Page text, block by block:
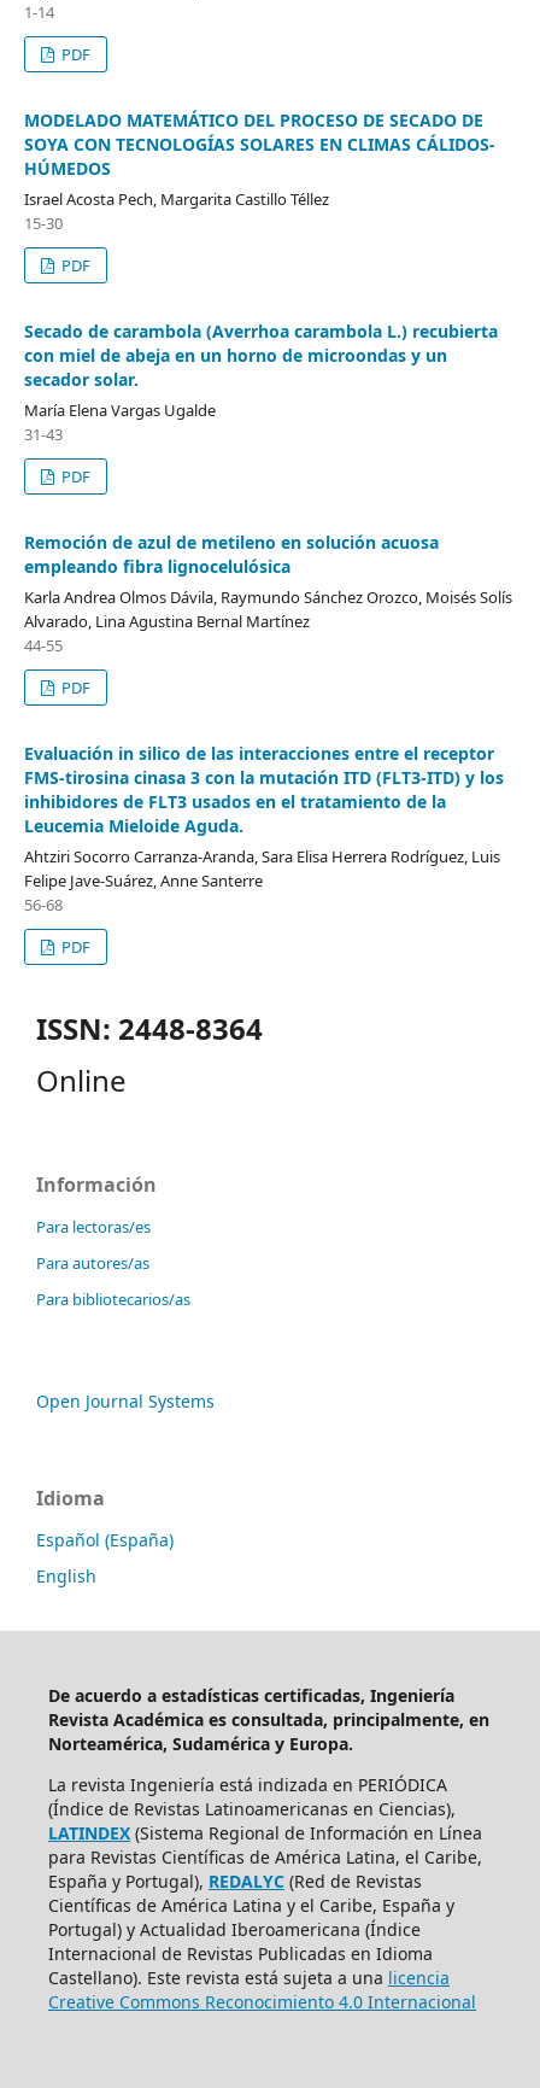
1-14
PDF
MODELADO MATEMÁTICO DEL PROCESO DE SECADO DE
SOYA CON TECNOLOGÍAS SOLARES EN CLIMAS CÁLIDOS-
HÚMEDOS
Israel Acosta Pech, Margarita Castillo Téllez
15-30
PDF
Secado de carambola (Averrhoa carambola L.) recubierta
con miel de abeja en un horno de microondas y un
secador solar.
María Elena Vargas Ugalde
31-43
PDF
Remoción de azul de metileno en solución acuosa
empleando fibra lignocelulósica
Karla Andrea Olmos Dávila, Raymundo Sánchez Orozco, Moisés Solís
Alvarado, Lina Agustina Bernal Martínez
44-55
PDF
Evaluación in silico de las interacciones entre el receptor
FMS-tirosina cinasa 3 con la mutación ITD (FLT3-ITD) y los
inhibidores de FLT3 usados en el tratamiento de la
Leucemia Mieloide Aguda.
Ahtziri Socorro Carranza-Aranda, Sara Elisa Herrera Rodríguez, Luis
Felipe Jave-Suárez, Anne Santerre
56-68
PDF
ISSN: 2448-8364
Online
Información
Para lectoras/es
Para autores/as
Para bibliotecarios/as
Open Journal Systems
Idioma
Español (España)
English
De acuerdo a estadísticas certificadas, Ingeniería
Revista Académica es consultada, principalmente, en
Norteamérica, Sudamérica y Europa.
La revista Ingeniería está indizada en PERIÓDICA
(Índice de Revistas Latinoamericanas en Ciencias),
LATINDEX (Sistema Regional de Información en Línea
para Revistas Científicas de América Latina, el Caribe,
España y Portugal), REDALYC (Red de Revistas
Científicas de América Latina y el Caribe, España y
Portugal) y Actualidad Iberoamericana (Índice
Internacional de Revistas Publicadas en Idioma
Castellano). Este revista está sujeta a una licencia
Creative Commons Reconocimiento 4.0 Internacional